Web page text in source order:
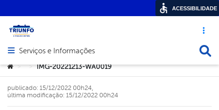
Acesso
Abrir menu principal de navegação
Serviços e Informações
Você está aqui:
> > IMG-20221213-WA0019
publicado: 15/12/2022 00h24,
última modificação: 15/12/2022 00h24
ACESSIBILIDADE